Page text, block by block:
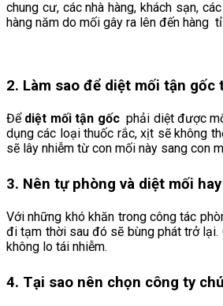
chung cư, các nhà hàng, khách sạn,
hàng năm do mối gây ra lên đến hàng
2. Làm sao để diệt mối tận gốc
Để diệt mối tận gốc phải diệt được
dụng các loại thuốc rắc, xịt sẽ không
sẽ lây nhiễm từ con mối này sang con
3. Nên tự phòng và diệt mối
Với những khó khăn trong công tác
đi tạm thời sau đó sẽ bùng phát trở lại.
không lo tái nhiễm.
4. Tại sao nên chọn công ty